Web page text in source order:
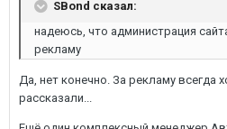
SBond сказал:
надеюсь, что администрация
рекламу
Да, нет конечно. За рекламу всегда
рассказали...